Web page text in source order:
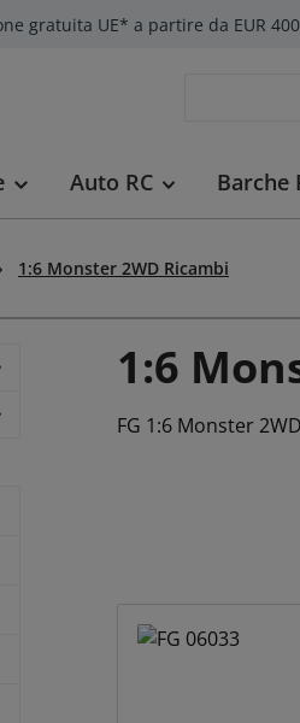
gratuita UE* a partire da EUR
Auto RC Barche
1:6 Monster 2WD Ricambi
1:6
FG 1:6 Monster